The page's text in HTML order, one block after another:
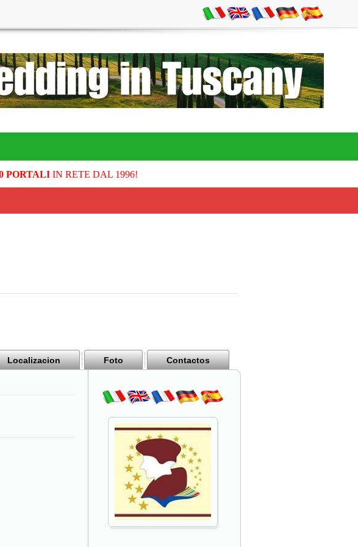
PORTALIIN RETE DAL 1996!
Localizacion Foto Contactos